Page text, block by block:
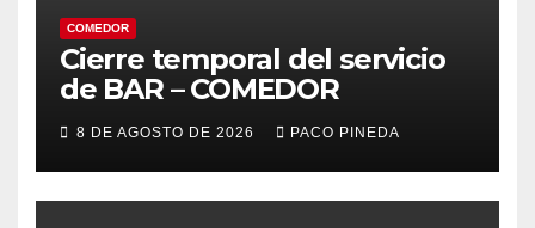
COMEDOR
Cierre temporal del servicio
de BAR – COMEDOR
8 DE AGOSTO DE 2026 PACO PINEDA